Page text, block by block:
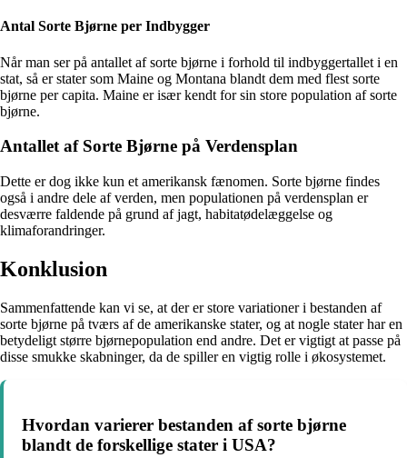
Antal Sorte Bjørne per Indbygger
Når man ser på antallet af sorte bjørne i forhold til indbyggertallet i en
stat, så er stater som Maine og Montana blandt dem med flest sorte
bjørne per capita. Maine er især kendt for sin store population af sorte
bjørne.
Antallet af Sorte Bjørne på Verdensplan
Dette er dog ikke kun et amerikansk fænomen. Sorte bjørne findes
også i andre dele af verden, men populationen på verdensplan er
desværre faldende på grund af jagt, habitatødelæggelse og
klimaforandringer.
Konklusion
Sammenfattende kan vi se, at der er store variationer i bestanden af
sorte bjørne på tværs af de amerikanske stater, og at nogle stater har en
betydeligt større bjørnepopulation end andre. Det er vigtigt at passe på
disse smukke skabninger, da de spiller en vigtig rolle i økosystemet.
Hvordan varierer bestanden af sorte bjørne
blandt de forskellige stater i USA?